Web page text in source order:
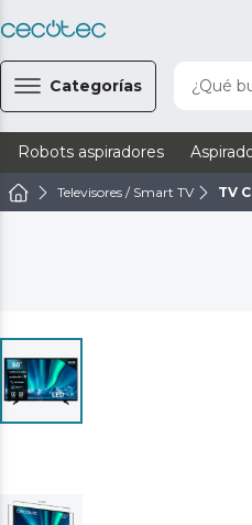
Categorías ¿Qué
Robots aspiradores
Televisores / Smart TV TV